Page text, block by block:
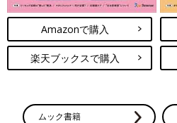
Amazonで購入
楽天ブックスで購入
ムック書籍